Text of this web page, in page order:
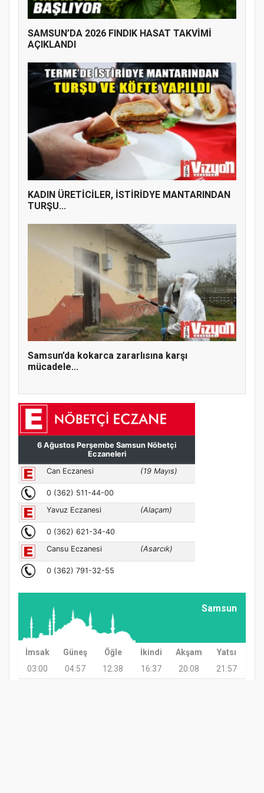
SAMSUN’DA 2026 FINDIK HASAT TAKVİMİ
AÇIKLANDI
KADIN ÜRETİCİLER, İSTİRİDYE MANTARINDAN
TURŞU...
Samsun’da kokarca zararlısına karşı
mücadele...
Samsun
İmsak Güneş Öğle İkindi Akşam
Yatsı
03:00
04:57 12:38 16:37 20:08 21:57